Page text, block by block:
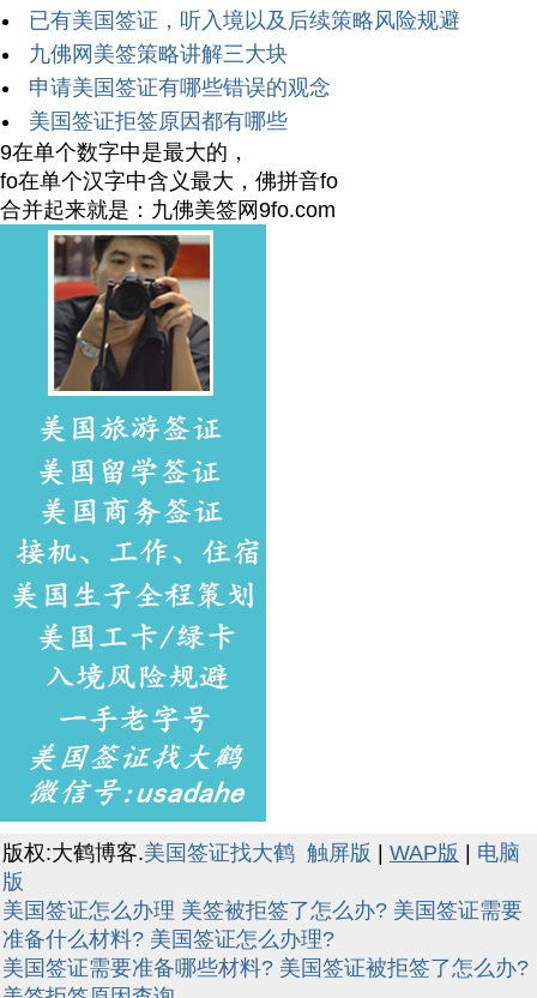
已有美国签证，听入境以及后续策略风险规避
九佛网美签策略讲解三大块
申请美国签证有哪些错误的观念
美国签证拒签原因都有哪些
9在单个数字中是最大的，
fo在单个汉字中含义最大，佛拼音fo
合并起来就是：九佛美签网9fo.com
版权:大鹤博客.美国签证找大鹤 触屏版 | WAP版 | 电脑
版
美国签证怎么办理 美签被拒签了怎么办? 美国签证需要
准备什么材料? 美国签证怎么办理?
美国签证需要准备哪些材料? 美国签证被拒签了怎么办?